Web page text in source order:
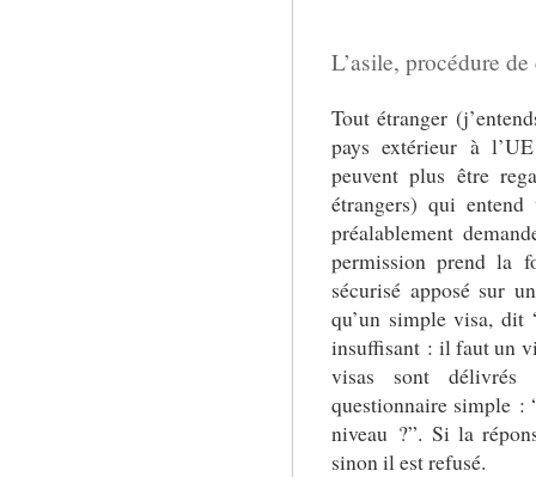
L’asile, procédure
Tout étranger
pays extérieur à
peuvent plus être
étrangers) qui
préalablement
permission prend la
sécurisé apposé sur
qu’un simple visa, dit
insuffisant : il faut un
visas sont délivrés
questionnaire simple :
niveau ?”. Si la
sinon il est refusé.